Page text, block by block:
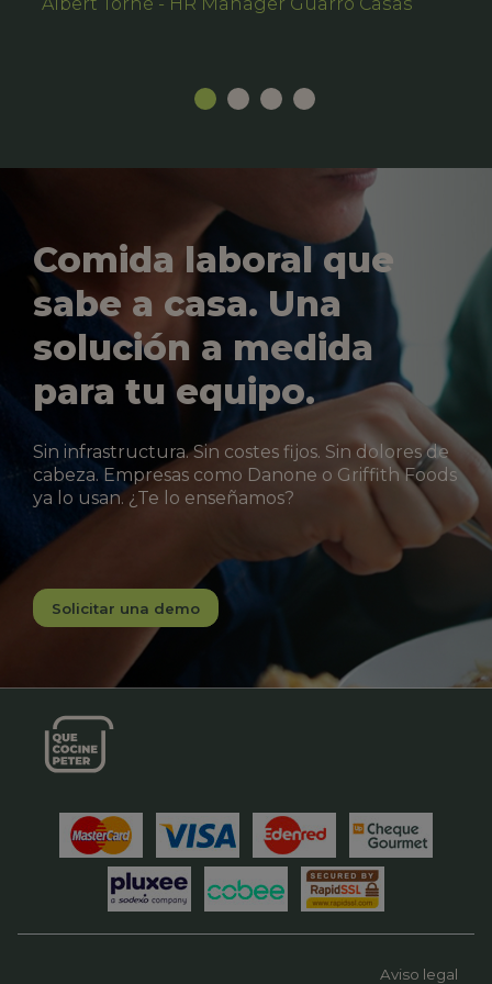
Comida laboral que
sabe a casa. Una
solución a medida
para tu equipo.
Sin infrastructura. Sin costes fijos. Sin dolores de
cabeza. Empresas como Danone o Griffith Foods
ya lo usan. ¿Te lo enseñamos?
Solicitar una demo
Aviso legal